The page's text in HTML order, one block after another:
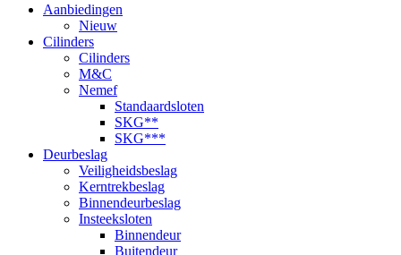
Aanbiedingen
Nieuw
Cilinders
Cilinders
M&C
Nemef
Standaardsloten
SKG**
SKG***
Deurbeslag
Veiligheidsbeslag
Kerntrekbeslag
Binnendeurbeslag
Insteeksloten
Binnendeur
Buitendeur